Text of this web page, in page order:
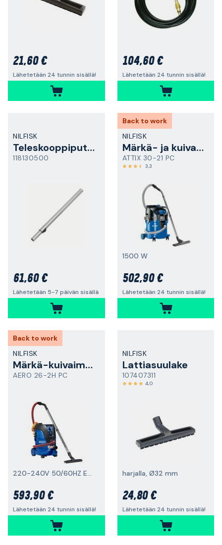
21,60 €
Lähetetään 24 tunnin sisällä!
104,60 €
Lähetetään 24 tunnin sisällä!
NILFISK
Teleskooppiputki
118130500
61,60 €
Lähetetään 5-7 päivän sisällä
Back to work
NILFISK
Märkä- ja kuivaimuri
ATTIX 30-21 PC
3,3
1500 W
502,90 €
Lähetetään 24 tunnin sisällä!
Back to work
NILFISK
Märkä-kuivaimuri
AERO 26-2H PC
220-240V 50/60HZ EU, H-luokka
593,90 €
Lähetetään 24 tunnin sisällä!
NILFISK
Lattiasuulake
107407311
4,0
harjalla, Ø32 mm
24,80 €
Lähetetään 24 tunnin sisällä!